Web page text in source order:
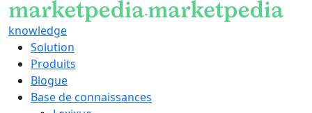
knowledge
Solution
Produits
Blogue
Base de connaissances